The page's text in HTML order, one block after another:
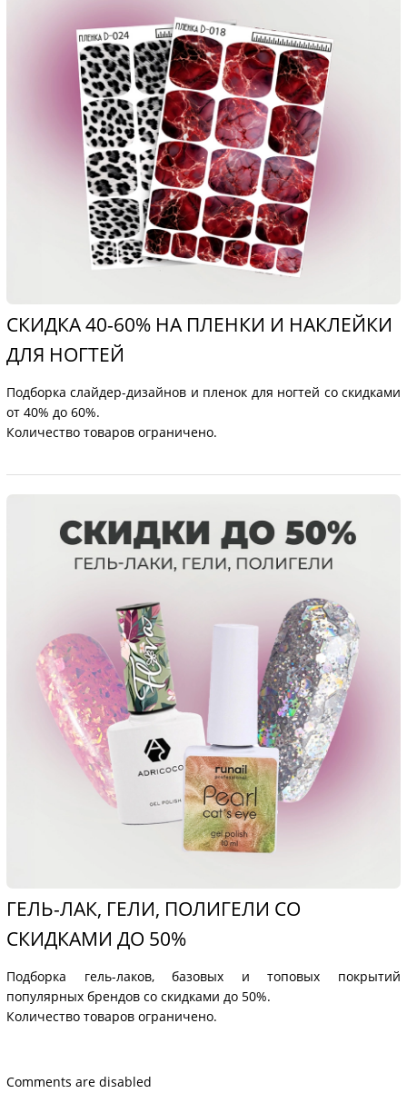
СКИДКА 40-60% НА ПЛЕНКИ И НАКЛЕЙКИ
ДЛЯ НОГТЕЙ
Подборка слайдер-дизайнов и пленок для ногтей со скидками
от 40% до 60%.
Количество товаров ограничено.
ГЕЛЬ-ЛАК, ГЕЛИ, ПОЛИГЕЛИ СО
СКИДКАМИ ДО 50%
Подборка гель-лаков, базовых и топовых покрытий
популярных брендов со скидками до 50%.
Количество товаров ограничено.
Comments are disabled